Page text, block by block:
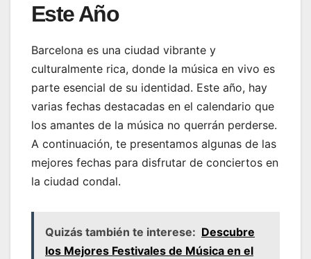
Este Año
Barcelona es una ciudad vibrante y
culturalmente rica, donde la música en vivo es
parte esencial de su identidad. Este año, hay
varias fechas destacadas en el calendario que
los amantes de la música no querrán perderse.
A continuación, te presentamos algunas de las
mejores fechas para disfrutar de conciertos en
la ciudad condal.
Quizás también te interese: Descubre
los Mejores Festivales de Música en el